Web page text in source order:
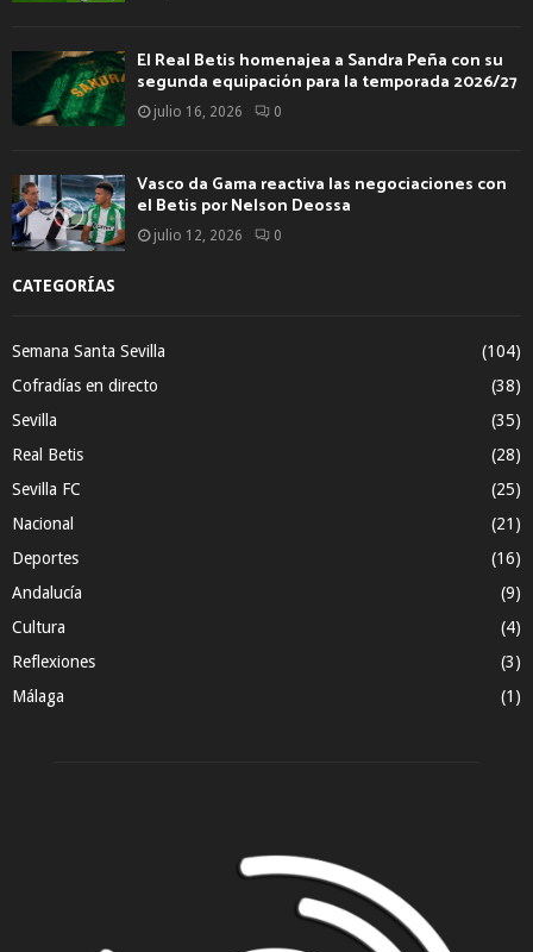
El Real Betis homenajea a Sandra Peña con su
segunda equipación para la temporada 2026/27
julio 16, 2026 0
Vasco da Gama reactiva las negociaciones con
el Betis por Nelson Deossa
julio 12, 2026 0
CATEGORÍAS
Semana Santa Sevilla
(104)
Cofradías en directo
(38)
Sevilla
(35)
Real Betis
(28)
Sevilla FC
(25)
Nacional
(21)
Deportes
(16)
Andalucía
(9)
Cultura
(4)
Reflexiones
(3)
Málaga
(1)